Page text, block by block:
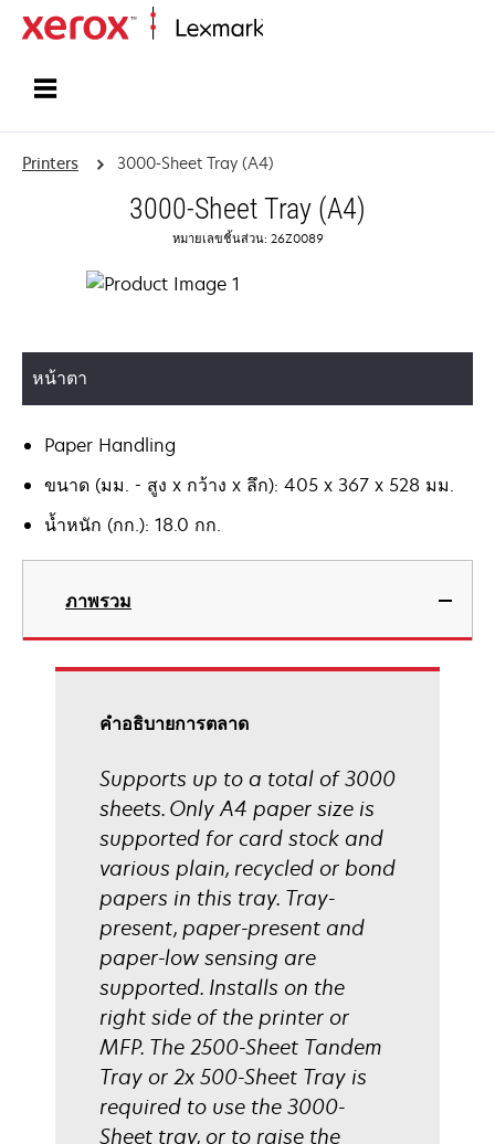
Printers 3000-Sheet Tray (A4)
3000-Sheet Tray (A4)
หมายเลขชิ้นส่วน: 26Z0089
หน้าตา
Paper Handling
ขนาด (มม. - สูง x กว้าง x ลึก): 405 x 367 x 528 มม.
น้ำหนัก (กก.): 18.0 กก.
ภาพรวม
คําอธิบายการตลาด
Supports up to a total of 3000
sheets. Only A4 paper size is
supported for card stock and
various plain, recycled or bond
papers in this tray. Tray-
present, paper-present and
paper-low sensing are
supported. Installs on the
right side of the printer or
MFP. The 2500-Sheet Tandem
Tray or 2x 500-Sheet Tray is
required to use the 3000-
Sheet tray, or to raise the